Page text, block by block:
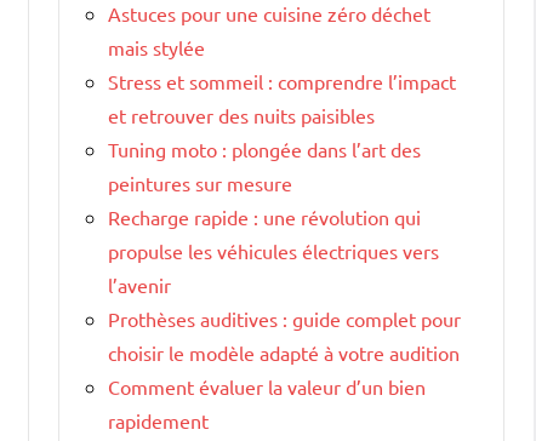
Astuces pour une cuisine zéro déchet
mais stylée
Stress et sommeil : comprendre l’impact
et retrouver des nuits paisibles
Tuning moto : plongée dans l’art des
peintures sur mesure
Recharge rapide : une révolution qui
propulse les véhicules électriques vers
l’avenir
Prothèses auditives : guide complet pour
choisir le modèle adapté à votre audition
Comment évaluer la valeur d’un bien
rapidement